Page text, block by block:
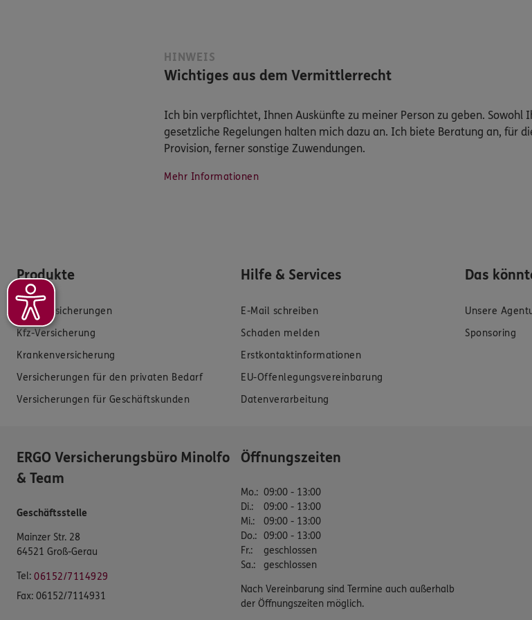
HINWEIS
Wichtiges aus dem Vermittlerrecht
Ich bin verpflichtet, Ihnen Auskünfte zu meiner Person zu geben. Sowohl
gesetzliche Regelungen halten mich dazu an. Ich biete Beratung an, für
Provision, ferner sonstige Zuwendungen.
Mehr Informationen
Produkte
Zahnversicherungen
Kfz-Versicherung
Krankenversicherung
Versicherungen für den privaten Bedarf
Versicherungen für Geschäftskunden
Hilfe & Services
E-Mail schreiben
Schaden melden
Erstkontaktinformationen
EU-Offenlegungsvereinbarung
Datenverarbeitung
Das
Unsere
Sponsoring
ERGO Versicherungsbüro Minolfo
& Team
Geschäftsstelle
Mainzer Str. 28
64521 Groß-Gerau
Tel: 06152/7114929
Fax: 06152/7114931
Öffnungszeiten
Mo.: 09:00 - 13:00
Di.:
09:00 - 13:00
Mi.:
09:00 - 13:00
Do.: 09:00 - 13:00
Fr.:
geschlossen
Sa.: geschlossen
Nach Vereinbarung sind Termine auch außerhalb
der Öffnungszeiten möglich.